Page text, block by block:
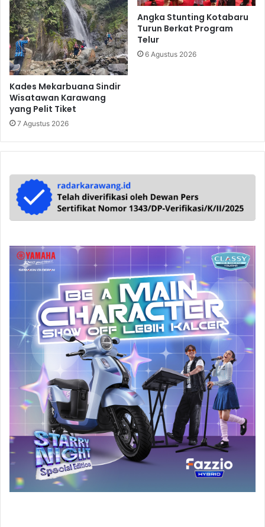
Kades Mekarbuana Sindir
Wisatawan Karawang
yang Pelit Tiket
7 Agustus 2026
Angka Stunting Kotabaru
Turun Berkat Program
Telur
6 Agustus 2026